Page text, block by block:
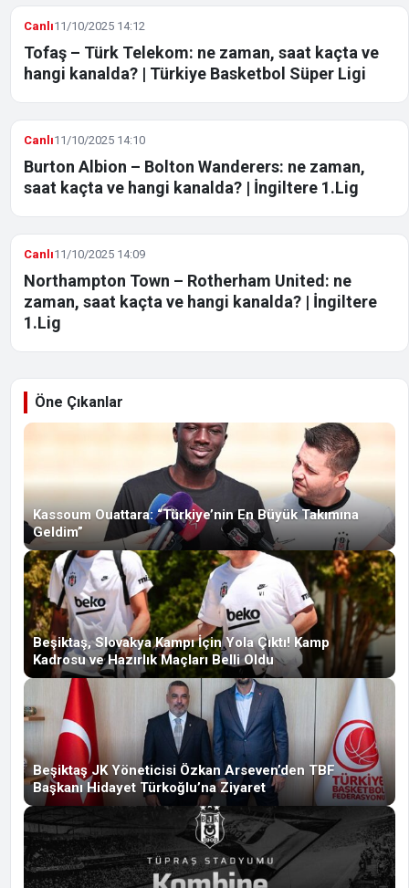
Canlı11/10/2025 14:12
Tofaş – Türk Telekom: ne zaman, saat kaçta ve
hangi kanalda? | Türkiye Basketbol Süper Ligi
Canlı11/10/2025 14:10
Burton Albion – Bolton Wanderers: ne zaman,
saat kaçta ve hangi kanalda? | İngiltere 1.Lig
Canlı11/10/2025 14:09
Northampton Town – Rotherham United: ne
zaman, saat kaçta ve hangi kanalda? | İngiltere
1.Lig
Öne Çıkanlar
Kassoum Ouattara: “Türkiye’nin En Büyük Takımına
Geldim”
Beşiktaş, Slovakya Kampı İçin Yola Çıktı! Kamp
Kadrosu ve Hazırlık Maçları Belli Oldu
Beşiktaş JK Yöneticisi Özkan Arseven’den TBF
Başkanı Hidayet Türkoğlu’na Ziyaret